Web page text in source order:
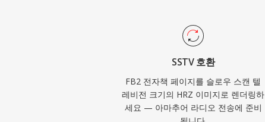
SSTV 호환
FB2 전자책 페이지를 슬로우 스캔 텔
레비전 크기의 HRZ 이미지로 렌더링하
세요 — 아마추어 라디오 전송에 준비